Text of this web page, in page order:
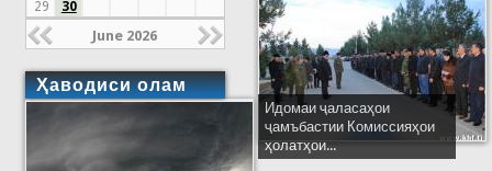
29
30
June 2026
Ҳаводиси олам
Идомаи ҷаласаҳои
ҷамъбастии Комиссияҳои
ҳолатҳои...